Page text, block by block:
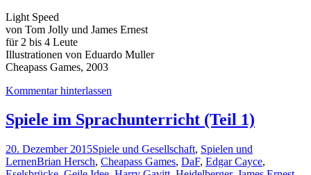
Light Speed
von Tom Jolly und James Ernest
für 2 bis 4 Leute
Illustrationen von Eduardo Muller
Cheapass Games, 2003
Kommentar hinterlassen
Spiele im Sprachunterricht (Teil 1)
20. Dezember 2015Spiele und Gesellschaft, Spielen und
LernenBrian Hersch, Cheapass Games, DaF, Edgar Cayce,